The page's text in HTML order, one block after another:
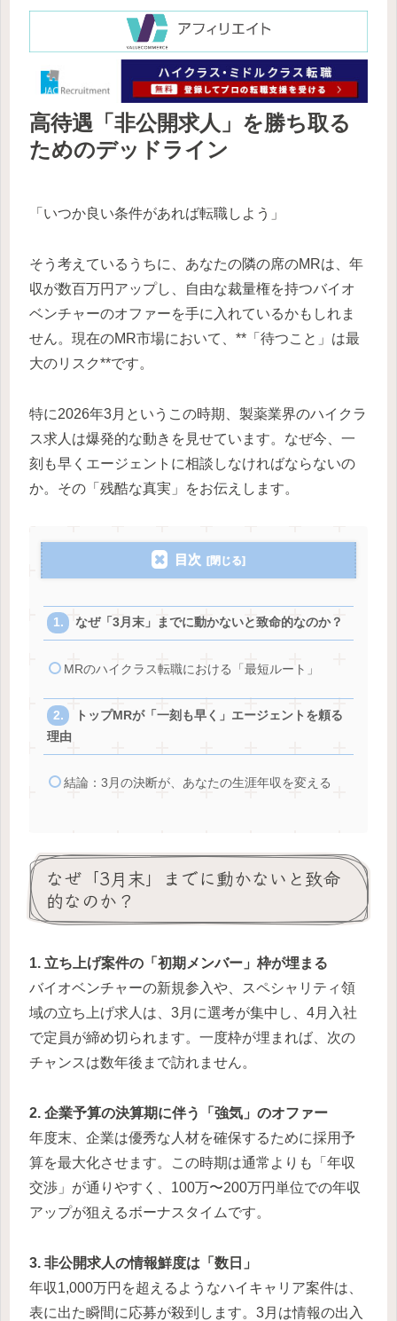
高待遇「非公開求人」を勝ち取る
ためのデッドライン
「いつか良い条件があれば転職しよう」
そう考えているうちに、あなたの隣の席のMRは、年
収が数百万円アップし、自由な裁量権を持つバイオ
ベンチャーのオファーを手に入れているかもしれま
せん。現在のMR市場において、**「待つこと」は最
大のリスク**です。
特に2026年3月というこの時期、製薬業界のハイクラ
ス求人は爆発的な動きを見せています。なぜ今、一
刻も早くエージェントに相談しなければならないの
か。その「残酷な真実」をお伝えします。
目次
なぜ「3月末」までに動かないと致命的なのか？
MRのハイクラス転職における「最短ルート」
トップMRが「一刻も早く」エージェントを頼る
理由
結論：3月の決断が、あなたの生涯年収を変える
なぜ「3月末」までに動かないと致命
的なのか？
1. 立ち上げ案件の「初期メンバー」枠が埋まる
バイオベンチャーの新規参入や、スペシャリティ領
域の立ち上げ求人は、3月に選考が集中し、4月入社
で定員が締め切られます。一度枠が埋まれば、次の
チャンスは数年後まで訪れません。
2. 企業予算の決算期に伴う「強気」のオファー
年度末、企業は優秀な人材を確保するために採用予
算を最大化させます。この時期は通常よりも「年収
交渉」が通りやすく、100万〜200万円単位での年収
アップが狙えるボーナスタイムです。
3. 非公開求人の情報鮮度は「数日」
年収1,000万円を超えるようなハイキャリア案件は、
表に出た瞬間に応募が殺到します。3月は情報の出入